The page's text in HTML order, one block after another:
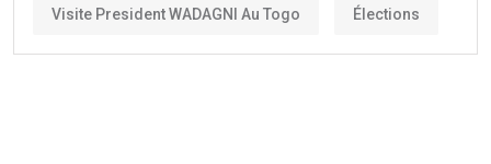
Visite President WADAGNI Au Togo Élections